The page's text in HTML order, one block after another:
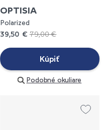
OPTISIA
Polarized
39,50 €79,00 €
Kúpiť
Podobné okuliare